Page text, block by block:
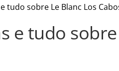
tudo sobre Le Blanc Los
e tudo sobre